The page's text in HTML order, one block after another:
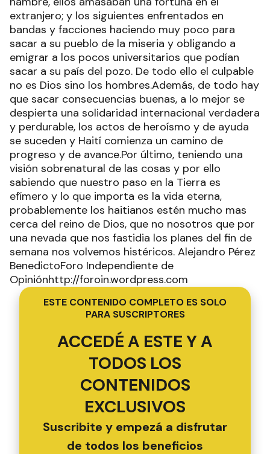
extranjero; y los siguientes enfrentados en
bandas y facciones haciendo muy poco para
sacar a su pueblo de la miseria y obligando a
emigrar a los pocos universitarios que podían
sacar a su país del pozo. De todo ello el culpable
no es Dios sino los hombres.Además, de todo hay
que sacar consecuencias buenas, a lo mejor se
despierta una solidaridad internacional verdadera
y perdurable, los actos de heroísmo y de ayuda
se suceden y Haití comienza un camino de
progreso y de avance.Por último, teniendo una
visión sobrenatural de las cosas y por ello
sabiendo que nuestro paso en la Tierra es
efímero y lo que importa es la vida eterna,
probablemente los haitianos estén mucho mas
cerca del reino de Dios, que no nosotros que por
una nevada que nos fastidia los planes del fin de
semana nos volvemos histéricos. Alejandro Pérez
BenedictoForo Independiente de
Opiniónhttp://foroin.wordpress.com
ESTE CONTENIDO COMPLETO ES SOLO
PARA SUSCRIPTORES
ACCEDÉ A ESTE Y A
TODOS LOS
CONTENIDOS
EXCLUSIVOS
Suscribite y empezá a disfrutar
de todos los beneficios